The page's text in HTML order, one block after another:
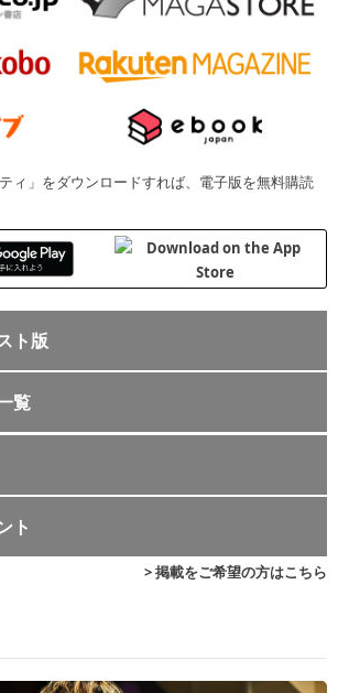
ィ」をダウンロードすれば、電子版を無料購読
ト版
覧
ト
> 掲載をご希望の方はこちら